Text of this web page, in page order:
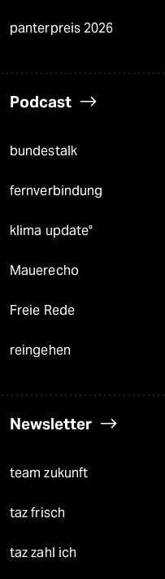
panterpreis 2026
Podcast
bundestalk
fernverbindung
klima update°
Mauerecho
Freie Rede
reingehen
Newsletter
team zukunft
taz frisch
taz zahl ich